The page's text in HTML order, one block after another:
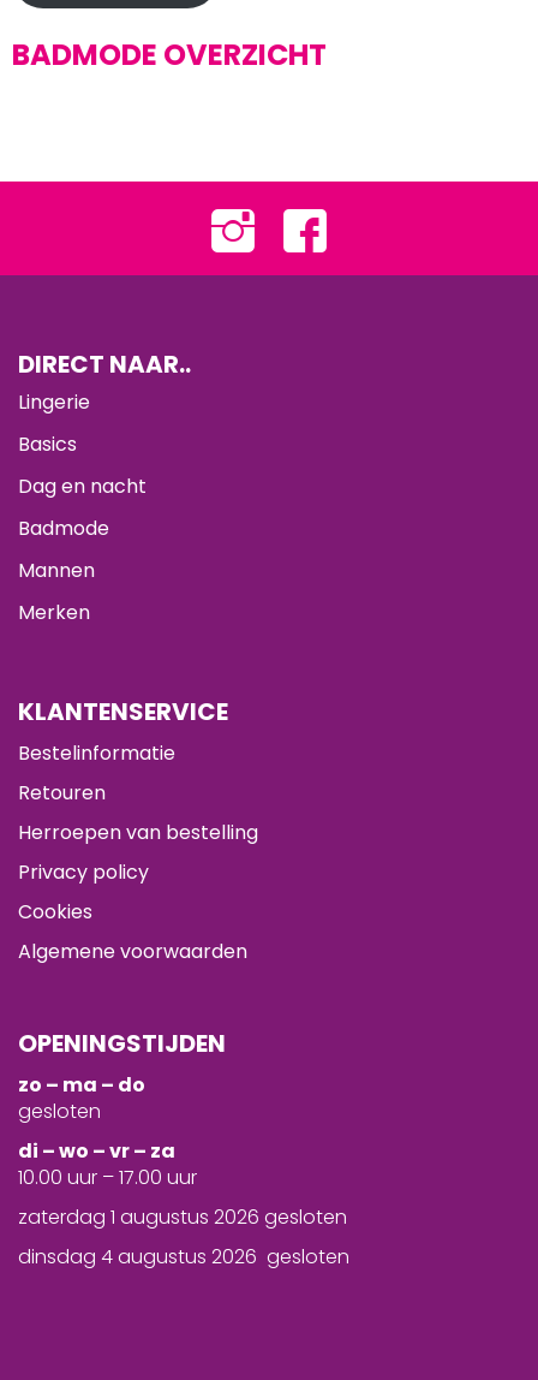
BADMODE OVERZICHT
DIRECT NAAR..
Lingerie
Basics
Dag en nacht
Badmode
Mannen
Merken
KLANTENSERVICE
Bestelinformatie
Retouren
Herroepen van bestelling
Privacy policy
Cookies
Algemene voorwaarden
OPENINGSTIJDEN
zo – ma – do
gesloten
di – wo – vr – za
10.00 uur – 17.00 uur
zaterdag 1 augustus 2026 gesloten
dinsdag 4 augustus 2026 gesloten